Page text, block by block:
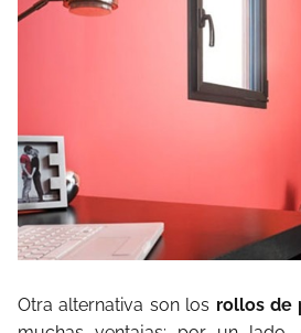
Otra alternativa son los rollos de